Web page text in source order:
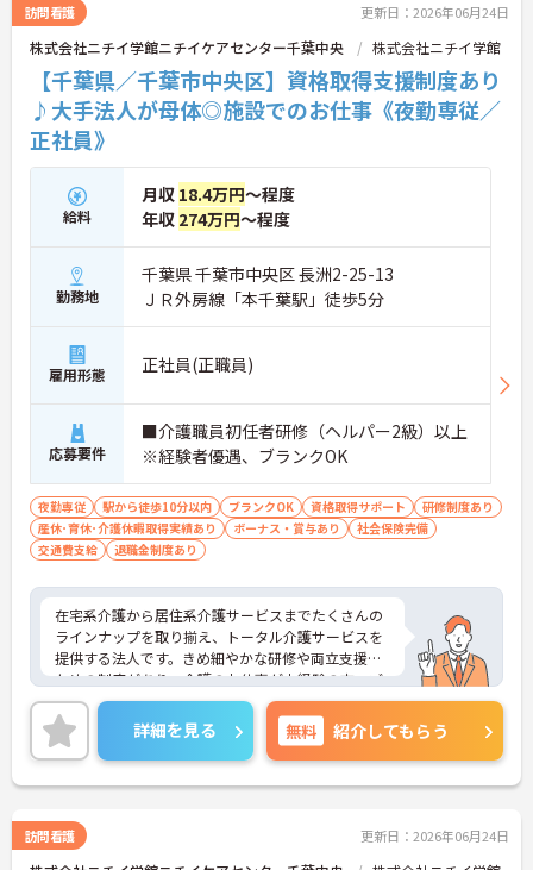
（夫）層、そして60代のシニア世代まで、幅広い年
代のスタッフが和気あいあいと活躍しています。
「人が好き」という思いを持った、仲間思いのスタ
ッフばかりです。仕事の悩みや困りごとも気軽に相
談しやすく、フロア全体でしっかり情報を共有して
助け合う風土が根付いているので、一人で抱え込む
ことなく安心して働けます。
護のお仕事が初めての方や、お仕事から離れていた
ブランクのある方でも大歓迎の職場です。入社後
は、頼りになる先輩スタッフと一緒に実務を行いな
がら基本から丁寧に学べるOJT体制が整っていま
す。さらに、介護技術や保険制度について学べる研
修も用意されているため、自分のペースで段階的に
スキルアップし、確かな自信をつけていくことがで
訪問看護 更新日：2026年06月24日
株式会社ニチイ学館ニチイケアセンター千葉中央 株式会社ニチイ学館
【千葉県／千葉市中央区】資格取得支援制度あり
♪大手法人が母体◎施設でのお仕事《夜勤専従／
正社員》
給料
月収 18.4万円～程度
年収 274万円～程度
勤務地
千葉県 千葉市中央区 長洲2-25-13
ＪＲ外房線「本千葉駅」徒歩5分
雇用形態 正社員(正職員)
応募要件
■介護職員初任者研修（ヘルパー2級）以上
※経験者優遇、ブランクOK
夜勤専従 駅から徒歩10分以内 ブランクOK 資格取得サポート
研修制度あり
産休･育休･介護休暇取得実績あり
ボーナス・賞与あり
社会保険完備
交通費支給
退職金制度あり
在宅系介護から居住系介護サービスまでたくさんの
ラインナップを取り揃え、トータル介護サービスを
提供する法人です。きめ細やかな研修や両立支援の
ための制度があり、介護のお仕事が未経験の方、ブ
ランクのある方、子育て中の方も安心して働ける環
境があります。ご興味ある方には、面接対策ポイン
トなど、さらに詳細をお話しいたしますのでお気軽
にご相談ください！
詳細を見る 無料 紹介してもらう
訪問看護 更新日：2026年06月24日